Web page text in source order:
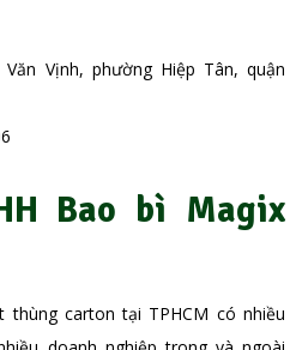
Vịnh, phường Hiệp Tân, quận
Bao bì Magix
thùng carton tại TPHCM có nhiều